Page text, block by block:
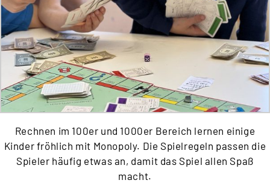
Rechnen im 100er und 1000er Bereich lernen einige
Kinder fröhlich mit Monopoly. Die Spielregeln passen die
Spieler häufig etwas an, damit das Spiel allen Spaß
macht.